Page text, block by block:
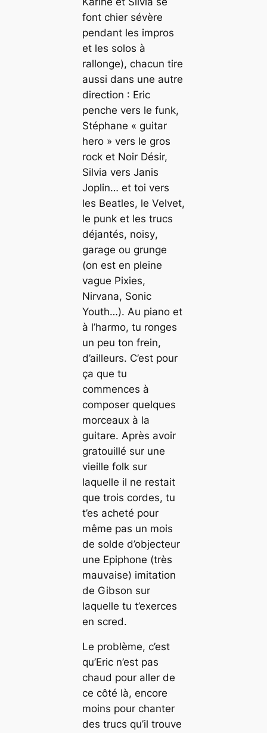
font chier sévère
pendant les impros
et les solos à
rallonge), chacun tire
aussi dans une autre
direction : Eric
penche vers le funk,
Stéphane « guitar
hero » vers le gros
rocket Noir Désir,
Silvia vers Janis
Joplin… et toi vers
les Beatles, le Velvet,
le punket les trucs
déjantés, noisy,
garage ou grunge
(on est en pleine
vague Pixies,
Nirvana, Sonic
Youth…). Au piano et
à l’harmo, tu ronges
un peu ton frein,
d’ailleurs. C’est pour
ça que tu
commences à
composer quelques
morceaux à la
guitare. Après avoir
gratouillé sur une
vieille folk sur
laquelle il ne restait
que trois cordes, tu
t’es acheté pour
même pas un mois
de solde d’objecteur
une Epiphone (très
mauvaise) imitation
de Gibson sur
laquelle tu t’exerces
en scred.
Le problème, c’est
qu’Eric n’est pas
chaud pour aller de
ce côté là, encore
moins pour chanter
des trucs qu’il trouve